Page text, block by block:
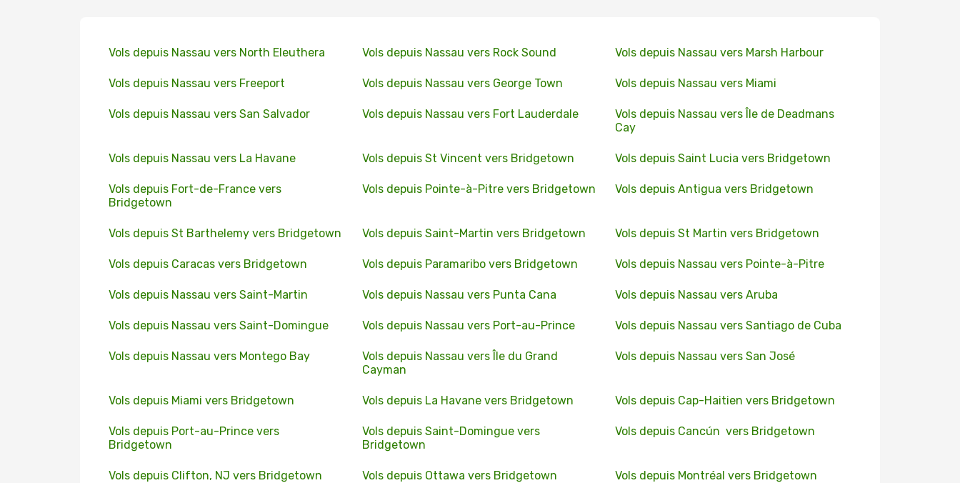
Vols depuis Nassau vers North Eleuthera Vols depuis Nassau vers Rock Sound Vols depuis Nassau vers Marsh Harbour
Vols depuis Nassau vers Freeport Vols depuis Nassau vers George Town Vols depuis Nassau vers Miami
Vols depuis Nassau vers San Salvador Vols depuis Nassau vers Fort Lauderdale
Vols depuis Nassau vers Île de Deadmans
Cay
Vols depuis Nassau vers La Havane Vols depuis St Vincent vers Bridgetown Vols depuis Saint Lucia vers Bridgetown
Vols depuis Fort-de-France vers
Bridgetown
Vols depuis Pointe-à-Pitre vers Bridgetown Vols depuis Antigua vers Bridgetown
Vols depuis St Barthelemy vers Bridgetown Vols depuis Saint-Martin vers Bridgetown Vols depuis St Martin vers Bridgetown
Vols depuis Caracas vers Bridgetown Vols depuis Paramaribo vers Bridgetown Vols depuis Nassau vers Pointe-à-Pitre
Vols depuis Nassau vers Saint-Martin Vols depuis Nassau vers Punta Cana Vols depuis Nassau vers Aruba
Vols depuis Nassau vers Saint-Domingue Vols depuis Nassau vers Port-au-Prince Vols depuis Nassau vers Santiago de Cuba
Vols depuis Nassau vers Montego Bay
Vols depuis Nassau vers Île du Grand
Cayman
Vols depuis Nassau vers San José
Vols depuis Miami vers Bridgetown Vols depuis La Havane vers Bridgetown Vols depuis Cap-Haitien vers Bridgetown
Vols depuis Port-au-Prince vers
Bridgetown
Vols depuis Saint-Domingue vers
Bridgetown
Vols depuis Cancún vers Bridgetown
Vols depuis Clifton, NJ vers Bridgetown Vols depuis Ottawa vers Bridgetown Vols depuis Montréal vers Bridgetown